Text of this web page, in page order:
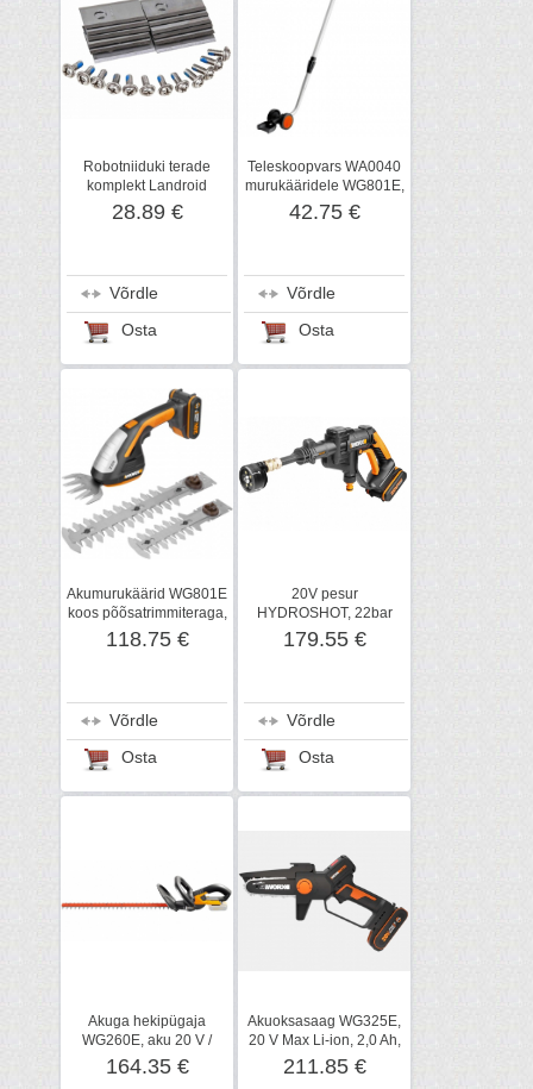
Robotniiduki terade
komplekt Landroid
WA0190, 12 tk, Worx
28.89 €
Võrdle
Osta
Teleskoopvars WA0040
murukääridele WG801E,
Worx
42.75 €
Võrdle
Osta
Akumurukäärid WG801E
koos põõsatrimmiteraga,
20 V, WORX
118.75 €
Võrdle
Osta
20V pesur
HYDROSHOT, 22bar
max, WG629E, WORX
179.55 €
Võrdle
Osta
Akuga hekipügaja
WG260E, aku 20 V /
2,0Ah, laadija, WORX
164.35 €
Akuoksasaag WG325E,
20 V Max Li-ion, 2,0 Ah,
Worx
211.85 €